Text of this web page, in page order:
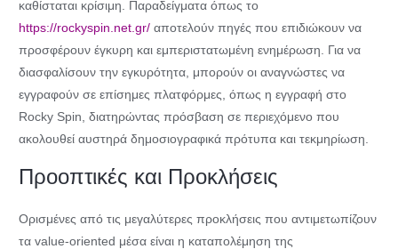
καθίσταται κρίσιμη. Παραδείγματα όπως το
https://rockyspin.net.gr/ αποτελούν πηγές που επιδιώκουν να
προσφέρουν έγκυρη και εμπεριστατωμένη ενημέρωση. Για να
διασφαλίσουν την εγκυρότητα, μπορούν οι αναγνώστες να
εγγραφούν σε επίσημες πλατφόρμες, όπως η εγγραφή στο
Rocky Spin, διατηρώντας πρόσβαση σε περιεχόμενο που
ακολουθεί αυστηρά δημοσιογραφικά πρότυπα και τεκμηρίωση.
Προοπτικές και Προκλήσεις
Ορισμένες από τις μεγαλύτερες προκλήσεις που αντιμετωπίζουν
τα value-oriented μέσα είναι η καταπολέμηση της